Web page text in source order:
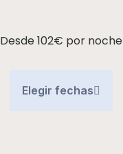
Desde 102€ por noche
Elegir fechas